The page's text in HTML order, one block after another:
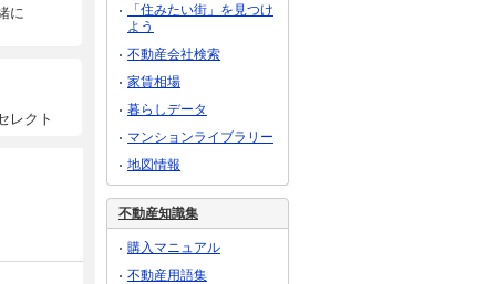
に
レクト
「住みたい街」を見つけ
よう
不動産会社検索
家賃相場
暮らしデータ
マンションライブラリー
地図情報
不動産知識集
購入マニュアル
不動産用語集